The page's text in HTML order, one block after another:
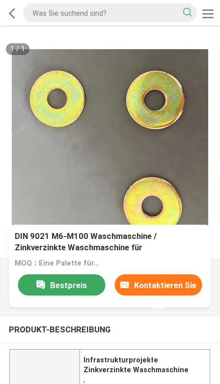
1/1
DIN 9021 M6-M100 Waschmaschine /
Zinkverzinkte Waschmaschine für
Infrastrukturprojekte MOQ：Eine Palette für eine Größe
Bestpreis Kontaktieren Sie
uns
PRODUKT-BESCHREIBUNG
Infrastrukturprojekte
Zinkverzinkte Waschmaschine
,